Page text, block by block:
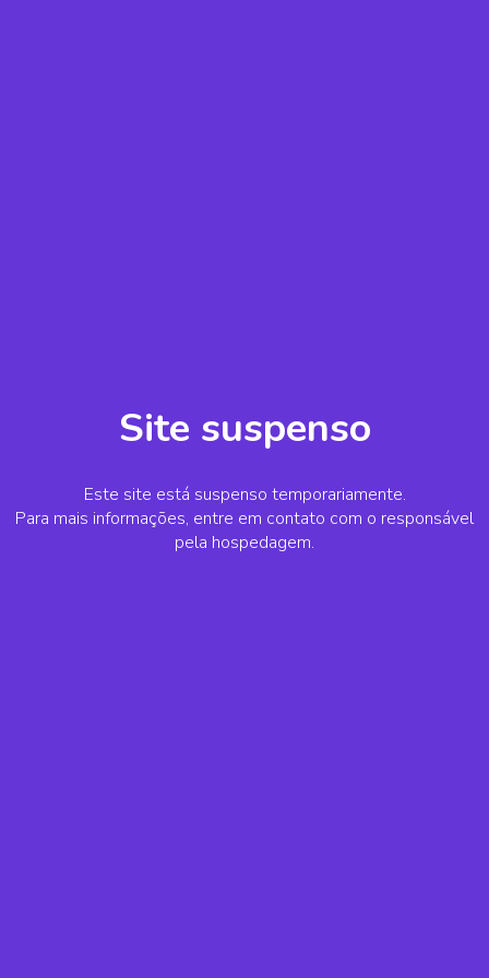
Site suspenso
Este site está suspenso temporariamente.
Para mais informações, entre em contato com o responsável
pela hospedagem.